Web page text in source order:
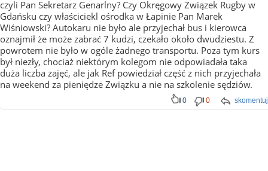
czyli Pan Sekretarz Genarlny? Czy Okręgowy Związek Rugby w
Gdańsku czy właściciekl ośrodka w Łapinie Pan Marek
Wiśniowski? Autokaru nie było ale przyjechał bus i kierowca
oznajmił że może zabrać 7 kudzi, czekało około dwudziestu. Z
powrotem nie było w ogóle żadnego transportu. Poza tym kurs
był niezły, chociaż niektórym kolegom nie odpowiadała taka
duża liczba zajęć, ale jak Ref powiedział część z nich przyjechała
na weekend za pieniędze Związku a nie na szkolenie sędziów.
skomentuj
0 0